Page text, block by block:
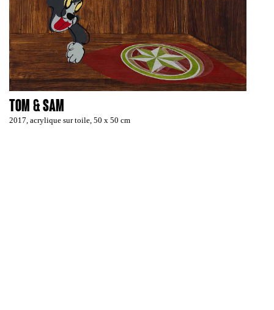
Tom & Sam
2017, acrylique sur toile, 50 x 50 cm